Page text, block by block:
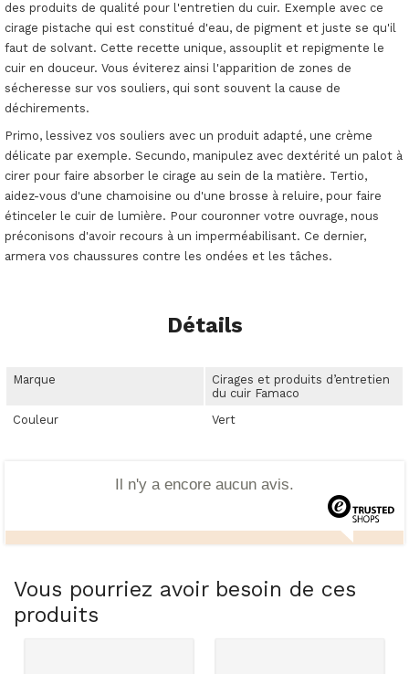
des produits de qualité pour l'entretien du cuir. Exemple avec ce
cirage pistache qui est constitué d'eau, de pigment et juste se qu'il
faut de solvant. Cette recette unique, assouplit et repigmente le
cuir en douceur. Vous éviterez ainsi l'apparition de zones de
sécheresse sur vos souliers, qui sont souvent la cause de
déchirements.
Primo, lessivez vos souliers avec un produit adapté, une crème
délicate par exemple. Secundo, manipulez avec dextérité un palot à
cirer pour faire absorber le cirage au sein de la matière. Tertio,
aidez-vous d'une chamoisine ou d'une brosse à reluire, pour faire
étinceler le cuir de lumière. Pour couronner votre ouvrage, nous
préconisons d'avoir recours à un imperméabilisant. Ce dernier,
armera vos chaussures contre les ondées et les tâches.
Détails
Marque
Cirages et produits d’entretien
du cuir Famaco
Couleur
Vert
Il n'y a encore aucun avis.
Vous pourriez avoir besoin de ces
produits